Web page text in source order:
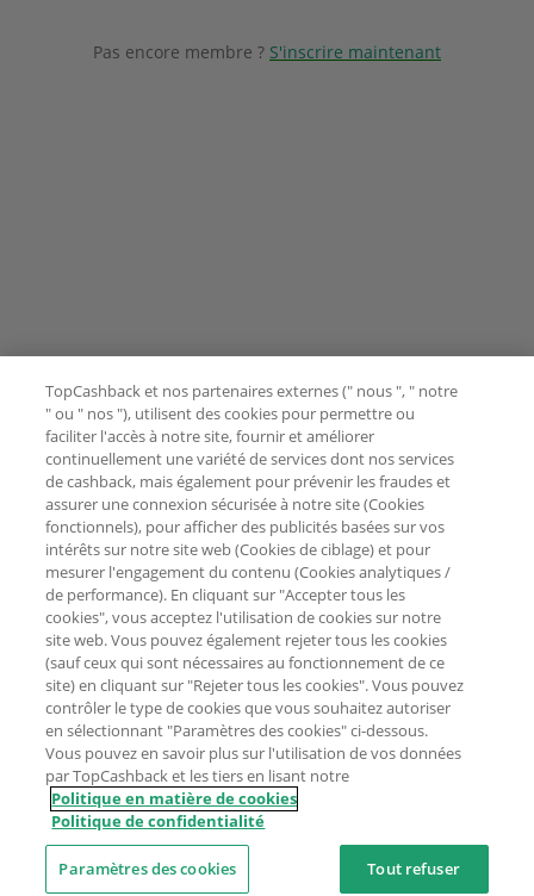
Pas encore membre ? S'inscrire maintenant
TopCashback et nos partenaires externes (" nous ", " notre
" ou " nos "), utilisent des cookies pour permettre ou
faciliter l'accès à notre site, fournir et améliorer
continuellement une variété de services dont nos services
de cashback, mais également pour prévenir les fraudes et
assurer une connexion sécurisée à notre site (Cookies
fonctionnels), pour afficher des publicités basées sur vos
intérêts sur notre site web (Cookies de ciblage) et pour
mesurer l'engagement du contenu (Cookies analytiques /
de performance). En cliquant sur "Accepter tous les
cookies", vous acceptez l'utilisation de cookies sur notre
site web. Vous pouvez également rejeter tous les cookies
(sauf ceux qui sont nécessaires au fonctionnement de ce
site) en cliquant sur "Rejeter tous les cookies". Vous pouvez
contrôler le type de cookies que vous souhaitez autoriser
en sélectionnant "Paramètres des cookies" ci-dessous.
Vous pouvez en savoir plus sur l'utilisation de vos données
par TopCashback et les tiers en lisant notre
Politique en matière de cookies
Politique de confidentialité
Paramètres des cookies Tout refuser